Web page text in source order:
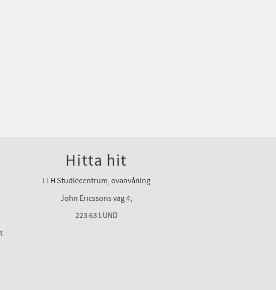
Hitta hit
LTH Studiecentrum, ovanvåning
John Ericssons väg 4,
223 63 LUND